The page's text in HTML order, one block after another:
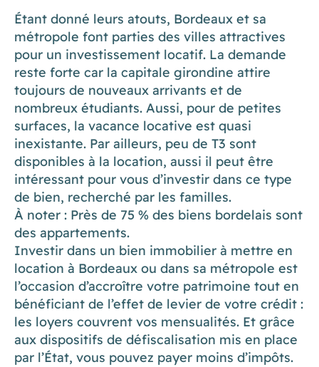
Étant donné leurs atouts, Bordeaux et sa
métropole font parties des villes attractives
pour un investissement locatif. La demande
reste forte car la capitale girondine attire
toujours de nouveaux arrivants et de
nombreux étudiants. Aussi, pour de petites
surfaces, la vacance locative est quasi
inexistante. Par ailleurs, peu de T3 sont
disponibles à la location, aussi il peut être
intéressant pour vous d’investir dans ce type
de bien, recherché par les familles.
À noter : Près de 75 % des biens bordelais sont
des appartements.
Investir dans un bien immobilier à mettre en
location à Bordeaux ou dans sa métropole est
l’occasion d’accroître votre patrimoine tout en
bénéficiant de l’effet de levier de votre crédit :
les loyers couvrent vos mensualités. Et grâce
aux dispositifs de défiscalisation mis en place
par l’État, vous pouvez payer moins d’impôts.